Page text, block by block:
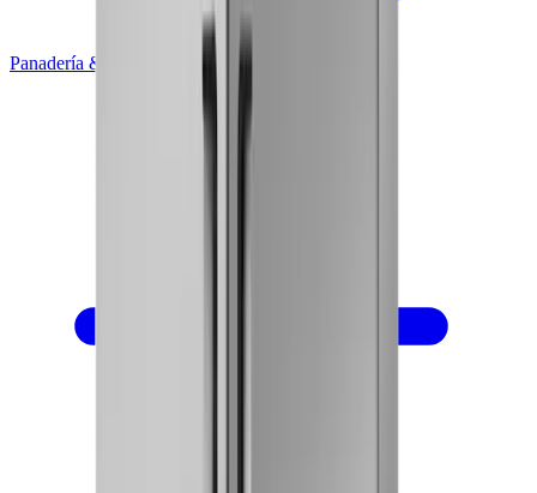
Panadería & Pastelería